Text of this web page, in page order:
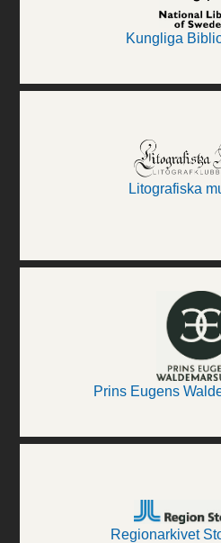
Kungliga
Litografiska
Prins Eugens
Regionarkivet